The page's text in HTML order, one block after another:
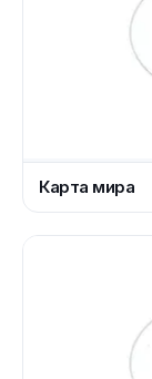
Карта мира